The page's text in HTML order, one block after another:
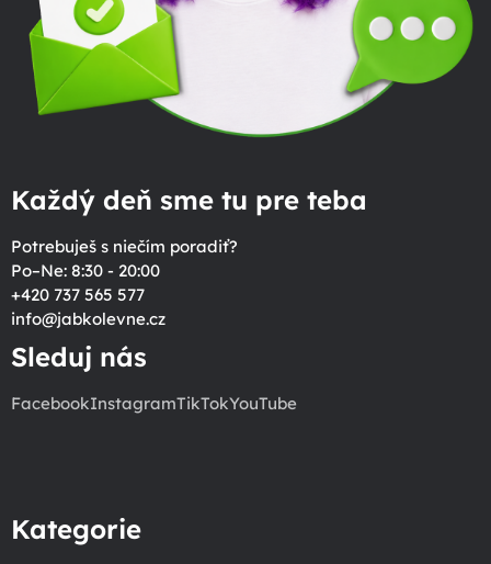
Každý deň sme tu pre teba
Potrebuješ s niečím poradiť?
Po–Ne: 8:30 - 20:00
+420 737 565 577
info@jabkolevne.cz
Sleduj nás
FacebookInstagramTikTokYouTube
Kategorie